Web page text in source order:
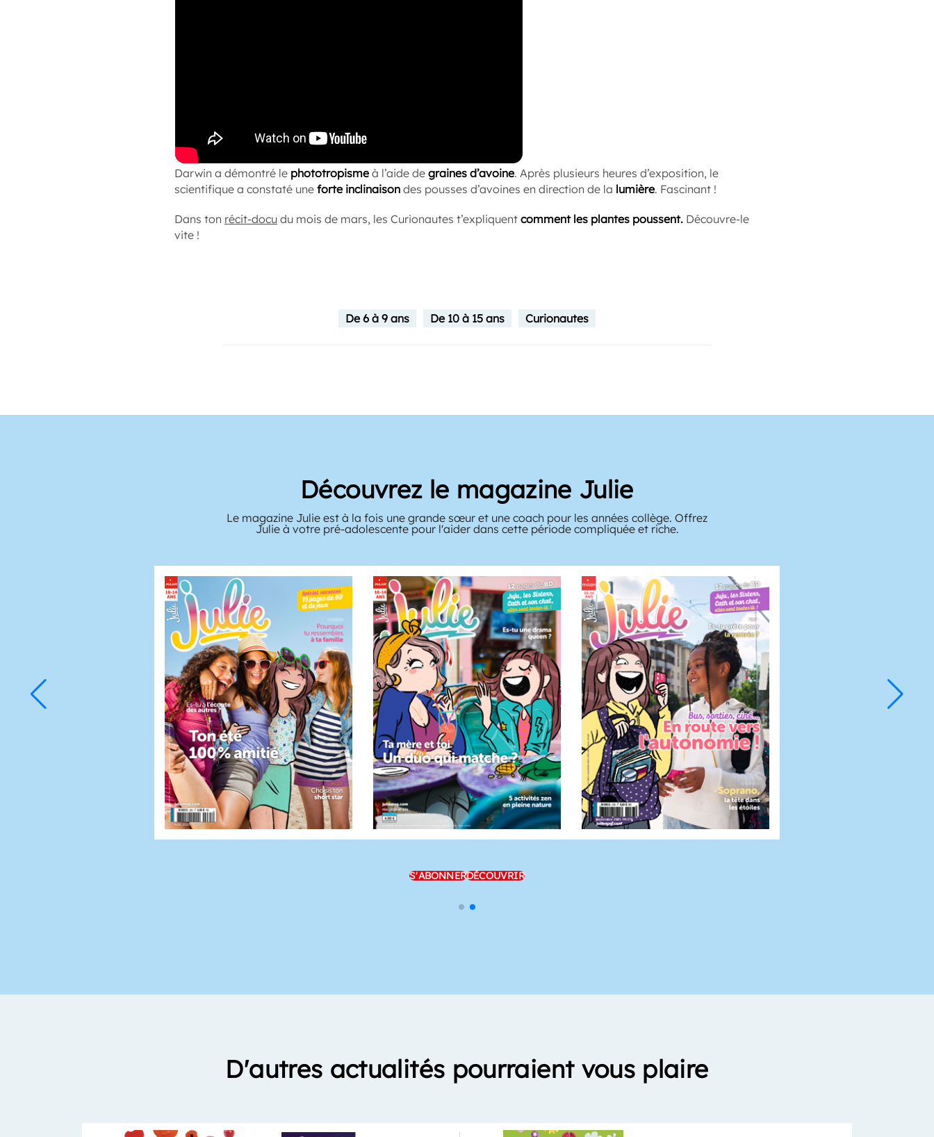
Darwin a démontré le phototropismeà l’aide de graines d’avoine. Après plusieurs heures d’exposition, le
scientifique a constaté une forte inclinaison des pousses d’avoines en direction de la lumière. Fascinant !
Dans ton récit-docu du mois de mars, les Curionautes t’expliquent comment les plantes poussent. Découvre-le
vite !
De 6 à 9 ans De 10 à 15 ans Curionautes
Découvrez le magazine Julie
Le magazine Julie est à la fois une grande sœur et une coach pour les années collège. Offrez
Julie à votre pré-adolescente pour l'aider dans cette période compliquée et riche.
S'ABONNERDÉCOUVRIR
D'autres actualités pourraient vous plaire